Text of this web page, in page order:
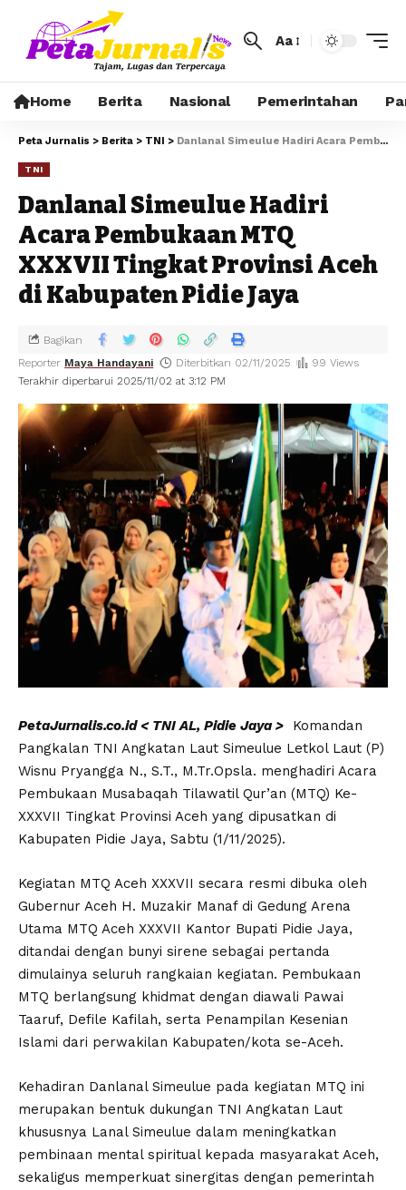
Aa
Home Berita Nasional Pemerintahan
Peta Jurnalis > Berita > TNI > Danlanal Simeulue Hadiri Acara Pembukaan MTQ XXXVII Tingkat Provinsi Aceh di Kabupaten Pidie Jaya
TNI
Danlanal Simeulue Hadiri
Acara Pembukaan MTQ
XXXVII Tingkat Provinsi Aceh
di Kabupaten Pidie Jaya
Terakhir diperbarui 2025/11/02 at 3:12 PM
Reporter Maya Handayani Diterbitkan 02/11/2025 99 Views
Bagikan
PetaJurnalis.co.id < TNI AL, Pidie Jaya > Komandan
Pangkalan TNI Angkatan Laut Simeulue Letkol Laut (P)
Wisnu Pryangga N., S.T., M.Tr.Opsla. menghadiri Acara
Pembukaan Musabaqah Tilawatil Qur’an (MTQ) Ke-
XXXVII Tingkat Provinsi Aceh yang dipusatkan di
Kabupaten Pidie Jaya, Sabtu (1/11/2025).
Kegiatan MTQ Aceh XXXVII secara resmi dibuka oleh
Gubernur Aceh H. Muzakir Manaf di Gedung Arena
Utama MTQ Aceh XXXVII Kantor Bupati Pidie Jaya,
ditandai dengan bunyi sirene sebagai pertanda
dimulainya seluruh rangkaian kegiatan. Pembukaan
MTQ berlangsung khidmat dengan diawali Pawai
Taaruf, Defile Kafilah, serta Penampilan Kesenian
Islami dari perwakilan Kabupaten/kota se-Aceh.
Kehadiran Danlanal Simeulue pada kegiatan MTQ ini
merupakan bentuk dukungan TNI Angkatan Laut
khususnya Lanal Simeulue dalam meningkatkan
pembinaan mental spiritual kepada masyarakat Aceh,
sekaligus memperkuat sinergitas dengan pemerintah